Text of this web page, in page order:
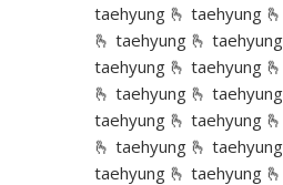
taehyung 🫰 taehyung
🫰 taehyung 🫰
taehyung 🫰 taehyung
🫰 taehyung 🫰
taehyung 🫰 taehyung
🫰 taehyung 🫰
taehyung 🫰 taehyung